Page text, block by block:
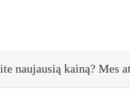
naujausią kainą? Mes